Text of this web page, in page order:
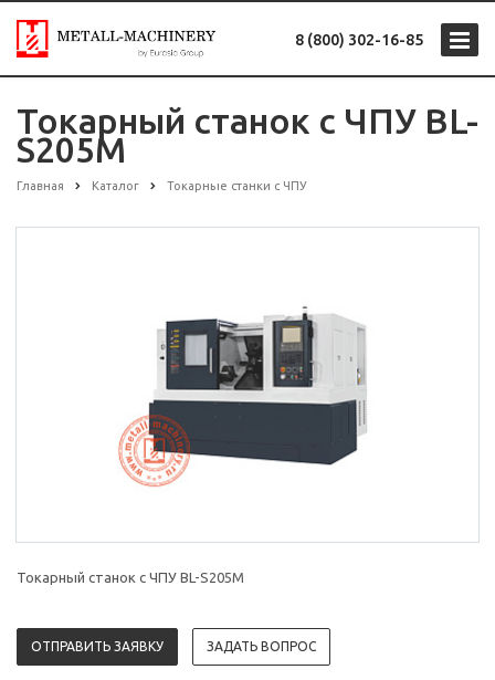
8 (800) 302-16-85
Токарный станок с ЧПУ BL-
S205M
Главная Каталог Токарные станки с ЧПУ
Токарный станок с ЧПУ BL-S205M
ОТПРАВИТЬ ЗАЯВКУ ЗАДАТЬ ВОПРОС